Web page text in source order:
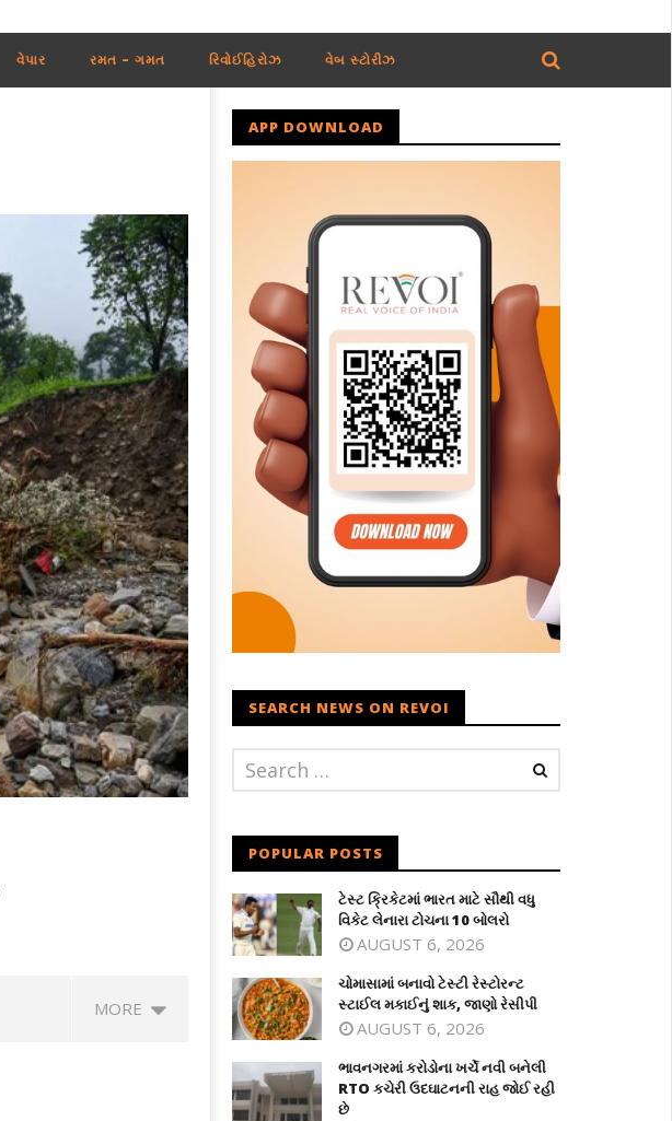
વેપાર રમત – ગમત રિવોઈહિરોઝ વેબ સ્ટોરીઝ
MORE
APP DOWNLOAD
SEARCH NEWS ON REVOI
POPULAR POSTS
ટેસ્ટ ક્રિકેટમાં ભારત માટે સૌથી વધુ
વિકેટ લેનારા ટોચના 10 બોલરો
AUGUST 6, 2026
ચોમાસામાં બનાવો ટેસ્ટી રેસ્ટોરન્ટ
સ્ટાઈલ મકાઈનું શાક, જાણો રેસીપી
AUGUST 6, 2026
ભાવનગરમાં કરોડોના ખર્ચે નવી બનેલી
RTO કચેરી ઉદઘાટનની રાહ જોઈ રહી
છે